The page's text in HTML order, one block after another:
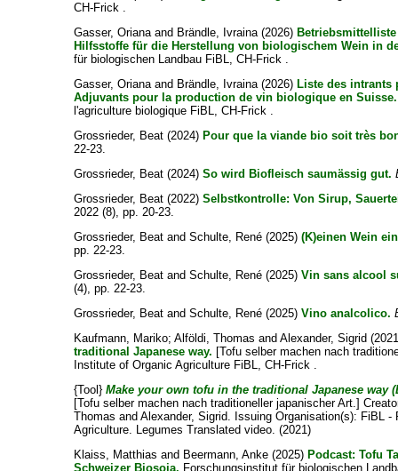
CH-Frick .
Gasser, Orianaand Brändle, Ivraina(2026)
Hilfsstoffe für die Herstellung von biologischem Wein in
für biologischen Landbau FiBL, CH-Frick .
Gasser, Orianaand Brändle, Ivraina(2026) Liste des intrants
Adjuvants pour la production de vin biologique en Suisse.
l'agriculture biologique FiBL, CH-Frick .
Grossrieder, Beat (2024) Pour que la viande bio soit très
22-23.
Grossrieder, Beat (2024)So wird Biofleisch saumässig gut.
Grossrieder, Beat (2022)Selbstkontrolle: Von Sirup,
2022 (8), pp. 20-23.
Grossrieder, Beat andSchulte, René (2025)(K)einen Wein
pp. 22-23.
Grossrieder, Beat andSchulte, René (2025)Vin sans alcool
(4), pp. 22-23.
Grossrieder, Beat andSchulte, René (2025)Vino analcolico.
Kaufmann, Mariko;Alföldi, Thomas andAlexander, Sigrid
traditional Japanese way. [Tofu selber machen nach
Institute of Organic Agriculture FiBL, CH-Frick .
{Tool}Make your own tofu in the traditional Japanese way
[Tofu selber machen nach traditioneller japanischer Art.]
Thomas andAlexander, Sigrid. Issuing Organisation(s): FiBL
Agriculture. Legumes Translated video. (2021)
Klaiss, Matthias and Beermann, Anke (2025) Podcast: Tofu
Schweizer Biosoja. Forschungsinstitut für biologischen